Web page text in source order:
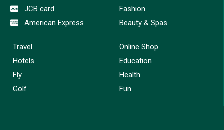
JCB card
American Express
Fashion
Beauty & Spas
Travel
Hotels
Fly
Golf
Online Shop
Education
Health
Fun